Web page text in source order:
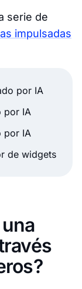
serie de
impulsadas
por IA
por IA
por IA
de widgets